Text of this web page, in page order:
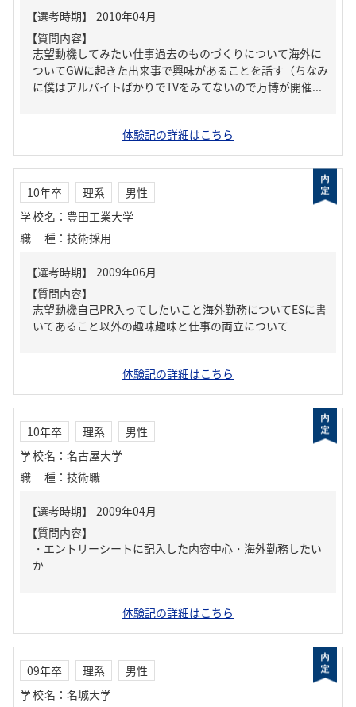
【質問内容】
志望動機してみたい仕事過去のものづくりについて海外に
ついてGWに起きた出来事で興味があることを話す（ちなみ
に僕はアルバイトばかりでTVをみてないので万博が開催...
体験記の詳細はこちら
10年卒 理系
男性
学校名 ： 豊田工業大学
職種 ： 技術採用
【質問内容】
志望動機自己PR入ってしたいこと海外勤務についてESに書
いてあること以外の趣味趣味と仕事の両立について
体験記の詳細はこちら
10年卒 理系
男性
学校名 ： 名古屋大学
職種 ： 技術職
【質問内容】
・エントリーシートに記入した内容中心・海外勤務したい
か
体験記の詳細はこちら
09年卒 理系
男性
学校名 ： 名城大学